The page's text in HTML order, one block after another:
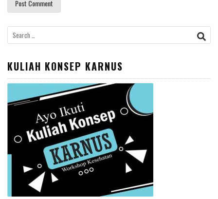
Search
for:
KULIAH KONSEP KARNUS